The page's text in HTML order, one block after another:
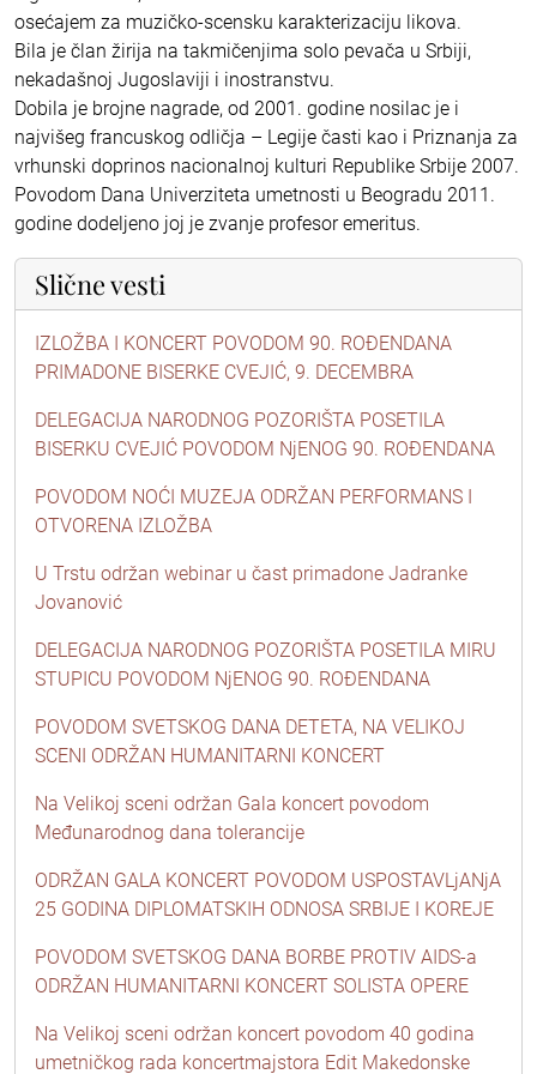
osećajem za muzičko-scensku karakterizaciju likova.
Bila je član žirija na takmičenjima solo pevača u Srbiji,
nekadašnoj Jugoslaviji i inostranstvu.
Dobila je brojne nagrade, od 2001. godine nosilac je i
najvišeg francuskog odličja – Legije časti kao i Priznanja za
vrhunski doprinos nacionalnoj kulturi Republike Srbije 2007.
Povodom Dana Univerziteta umetnosti u Beogradu 2011.
godine dodeljeno joj je zvanje profesor emeritus.
Slične vesti
IZLOŽBA I KONCERT POVODOM 90. ROĐENDANA
PRIMADONE BISERKE CVEJIĆ, 9. DECEMBRA
DELEGACIJA NARODNOG POZORIŠTA POSETILA
BISERKU CVEJIĆ POVODOM NjENOG 90. ROĐENDANA
POVODOM NOĆI MUZEJA ODRŽAN PERFORMANS I
OTVORENA IZLOŽBA
U Trstu održan webinar u čast primadone Jadranke
Jovanović
DELEGACIJA NARODNOG POZORIŠTA POSETILA MIRU
STUPICU POVODOM NjENOG 90. ROĐENDANA
POVODOM SVETSKOG DANA DETETA, NA VELIKOJ
SCENI ODRŽAN HUMANITARNI KONCERT
Na Velikoj sceni održan Gala koncert povodom
Međunarodnog dana tolerancije
ODRŽAN GALA KONCERT POVODOM USPOSTAVLjANjA
25 GODINA DIPLOMATSKIH ODNOSA SRBIJE I KOREJE
POVODOM SVETSKOG DANA BORBE PROTIV AIDS-a
ODRŽAN HUMANITARNI KONCERT SOLISTA OPERE
Na Velikoj sceni održan koncert povodom 40 godina
umetničkog rada koncertmajstora Edit Makedonske